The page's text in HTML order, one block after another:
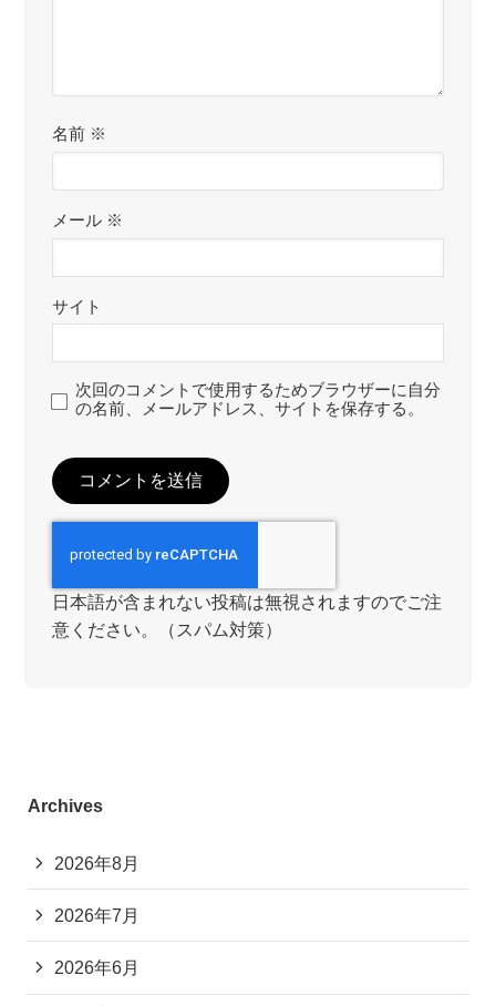
名前 ※
メール ※
サイト
次回のコメントで使用するためブラウザーに自分
の名前、メールアドレス、サイトを保存する。
日本語が含まれない投稿は無視されますのでご注
意ください。（スパム対策）
Archives
2026年8月
2026年7月
2026年6月